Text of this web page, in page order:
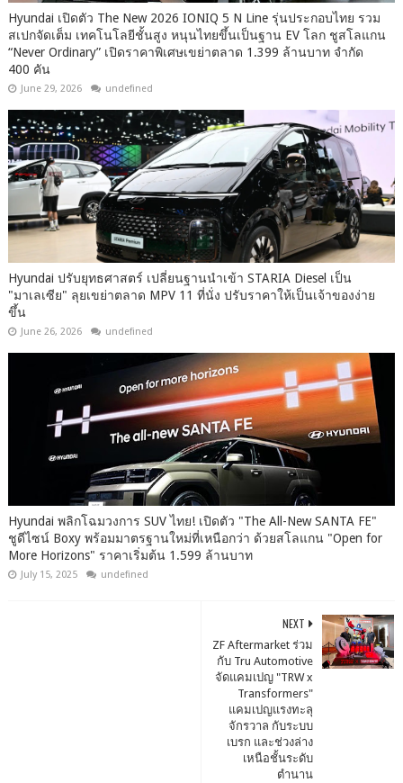
Hyundai เปิดตัว The New 2026 IONIQ 5 N Line รุ่นประกอบไทย รวม
สเปกจัดเต็ม เทคโนโลยีชั้นสูง หนุนไทยขึ้นเป็นฐาน EV โลก ชูสโลแกน
“Never Ordinary” เปิดราคาพิเศษเขย่าตลาด 1.399 ล้านบาท จำกัด
400 คัน
June 29, 2026 undefined
Hyundai ปรับยุทธศาสตร์ เปลี่ยนฐานนำเข้า STARIA Diesel เป็น
"มาเลเซีย" ลุยเขย่าตลาด MPV 11 ที่นั่ง ปรับราคาให้เป็นเจ้าของง่าย
ขึ้น
June 26, 2026 undefined
Hyundai พลิกโฉมวงการ SUV ไทย! เปิดตัว "The All-New SANTA FE"
ชูดีไซน์ Boxy พร้อมมาตรฐานใหม่ที่เหนือกว่า ด้วยสโลแกน "Open for
More Horizons" ราคาเริ่มต้น 1.599 ล้านบาท
July 15, 2025 undefined
NEXT
ZF Aftermarket ร่วม
กับ Tru Automotive
จัดแคมเปญ "TRW x
Transformers"
แคมเปญแรงทะลุ
จักรวาล กับระบบ
เบรก และช่วงล่าง
เหนือชั้นระดับ
ตำนาน